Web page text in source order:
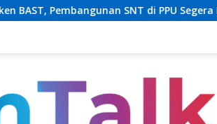
di PPU Segera Dimulai PKB